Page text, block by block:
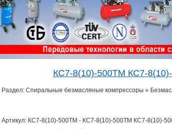
КС7-8(10)-500ТМ КС7-
Раздел: Спиральные безмасляные компрессоры »
Артикул: КС7-8(10)-500ТМ - КС7-8(10)-500ТМ КС7-8(10)-